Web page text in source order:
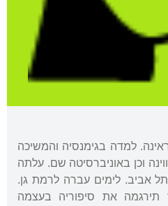
למדה בגימנסיה והמשיכה
וכן באוניברסיטה שם. עלתה
בתל אביב. לימים עברה לרמת גן.
תירגמה את סיפוריה בעצמה